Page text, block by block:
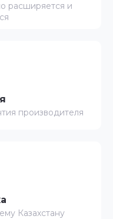
расширяется и
производителя
Казахстану